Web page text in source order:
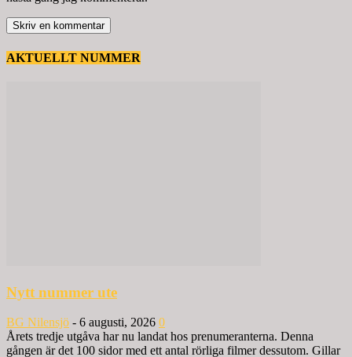
AKTUELLT NUMMER
Nytt nummer ute
BG Nilensjö - 6 augusti, 2026 0
Årets tredje utgåva har nu landat hos prenumeranterna. Denna
gången är det 100 sidor med ett antal rörliga filmer dessutom. Gillar